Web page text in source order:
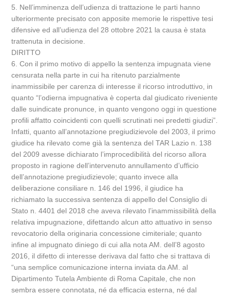
5. Nell’imminenza dell’udienza di trattazione le parti hanno
ulteriormente precisato con apposite memorie le rispettive tesi
difensive ed all’udienza del 28 ottobre 2021 la causa è stata
trattenuta in decisione.
DIRITTO
6. Con il primo motivo di appello la sentenza impugnata viene
censurata nella parte in cui ha ritenuto parzialmente
inammissibile per carenza di interesse il ricorso introduttivo, in
quanto “l’odierna impugnativa è coperta dal giudicato riveniente
dalle suindicate pronunce, in quanto vengono oggi in questione
profili affatto coincidenti con quelli scrutinati nei predetti giudizi”.
Infatti, quanto all’annotazione pregiudizievole del 2003, il primo
giudice ha rilevato come già la sentenza del TAR Lazio n. 138
del 2009 avesse dichiarato l’improcedibilità del ricorso allora
proposto in ragione dell’intervenuto annullamento d’ufficio
dell’annotazione pregiudizievole; quanto invece alla
deliberazione consiliare n. 146 del 1996, il giudice ha
richiamato la successiva sentenza di appello del Consiglio di
Stato n. 4401 del 2018 che aveva rilevato l’inammissibilità della
relativa impugnazione, difettando alcun atto attuativo in senso
revocatorio della originaria concessione cimiteriale; quanto
infine al impugnato diniego di cui alla nota AM. dell’8 agosto
2016, il difetto di interesse derivava dal fatto che si trattava di
“una semplice comunicazione interna inviata da AM. al
Dipartimento Tutela Ambiente di Roma Capitale, che non
sembra essere connotata, né da efficacia esterna, né dal